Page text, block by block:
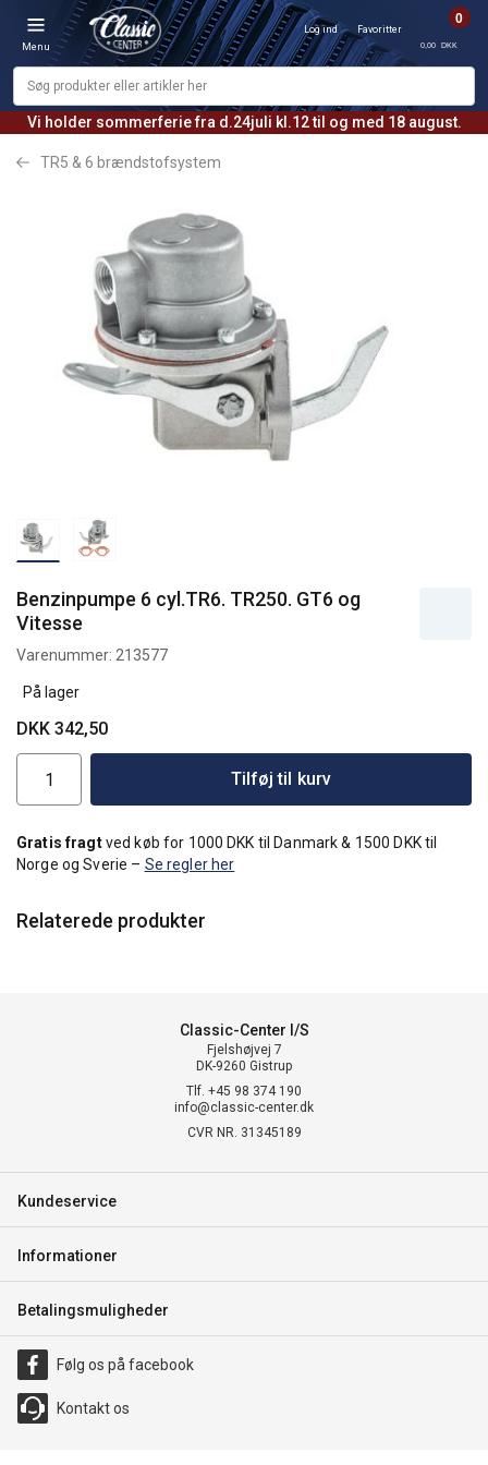
Vi holder sommerferie fra d.24juli kl.12 til og med 18 august.
Menu
Log ind Favoritter
0
0,00 DKK
TR5 & 6 brændstofsystem
Benzinpumpe 6 cyl.TR6. TR250. GT6 og
Vitesse
Varenummer: 213577
På lager
DKK 342,50
Tilføj til kurv
Gratis fragtved køb for 1000 DKK til Danmark & 1500 DKK til
Norge og Sverie – Se regler her
Relaterede produkter
Classic-Center I/S
Fjelshøjvej 7
DK-9260 Gistrup
Tlf. +45 98 374 190
info@classic-center.dk
CVR NR. 31345189
Kundeservice
Informationer
Betalingsmuligheder
Følg os på facebook
Kontakt os